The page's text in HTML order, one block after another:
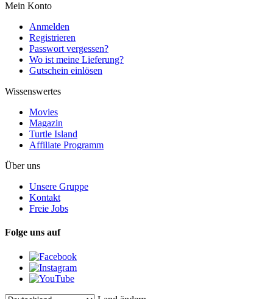
Mein Konto
Anmelden
Registrieren
Passwort vergessen?
Wo ist meine Lieferung?
Gutschein einlösen
Wissenswertes
Movies
Magazin
Turtle Island
Affiliate Programm
Über uns
Unsere Gruppe
Kontakt
Freie Jobs
Folge uns auf